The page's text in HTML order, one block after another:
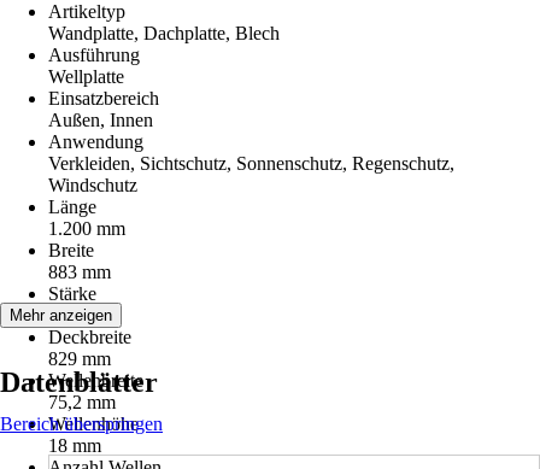
Artikeltyp
Wandplatte, Dachplatte, Blech
Ausführung
Wellplatte
Einsatzbereich
Außen, Innen
Anwendung
Verkleiden, Sichtschutz, Sonnenschutz, Regenschutz,
Windschutz
Länge
1.200 mm
Breite
883 mm
Stärke
0,4 mm
Deckbreite
829 mm
Wellenbreite
75,2 mm
Wellenhöhe
18 mm
Mehr anzeigen
Datenblätter
Bereich überspringen